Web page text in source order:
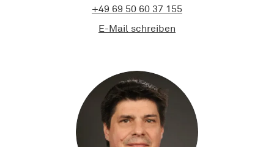
+49 69 50 60 37 155
E-Mail schreiben